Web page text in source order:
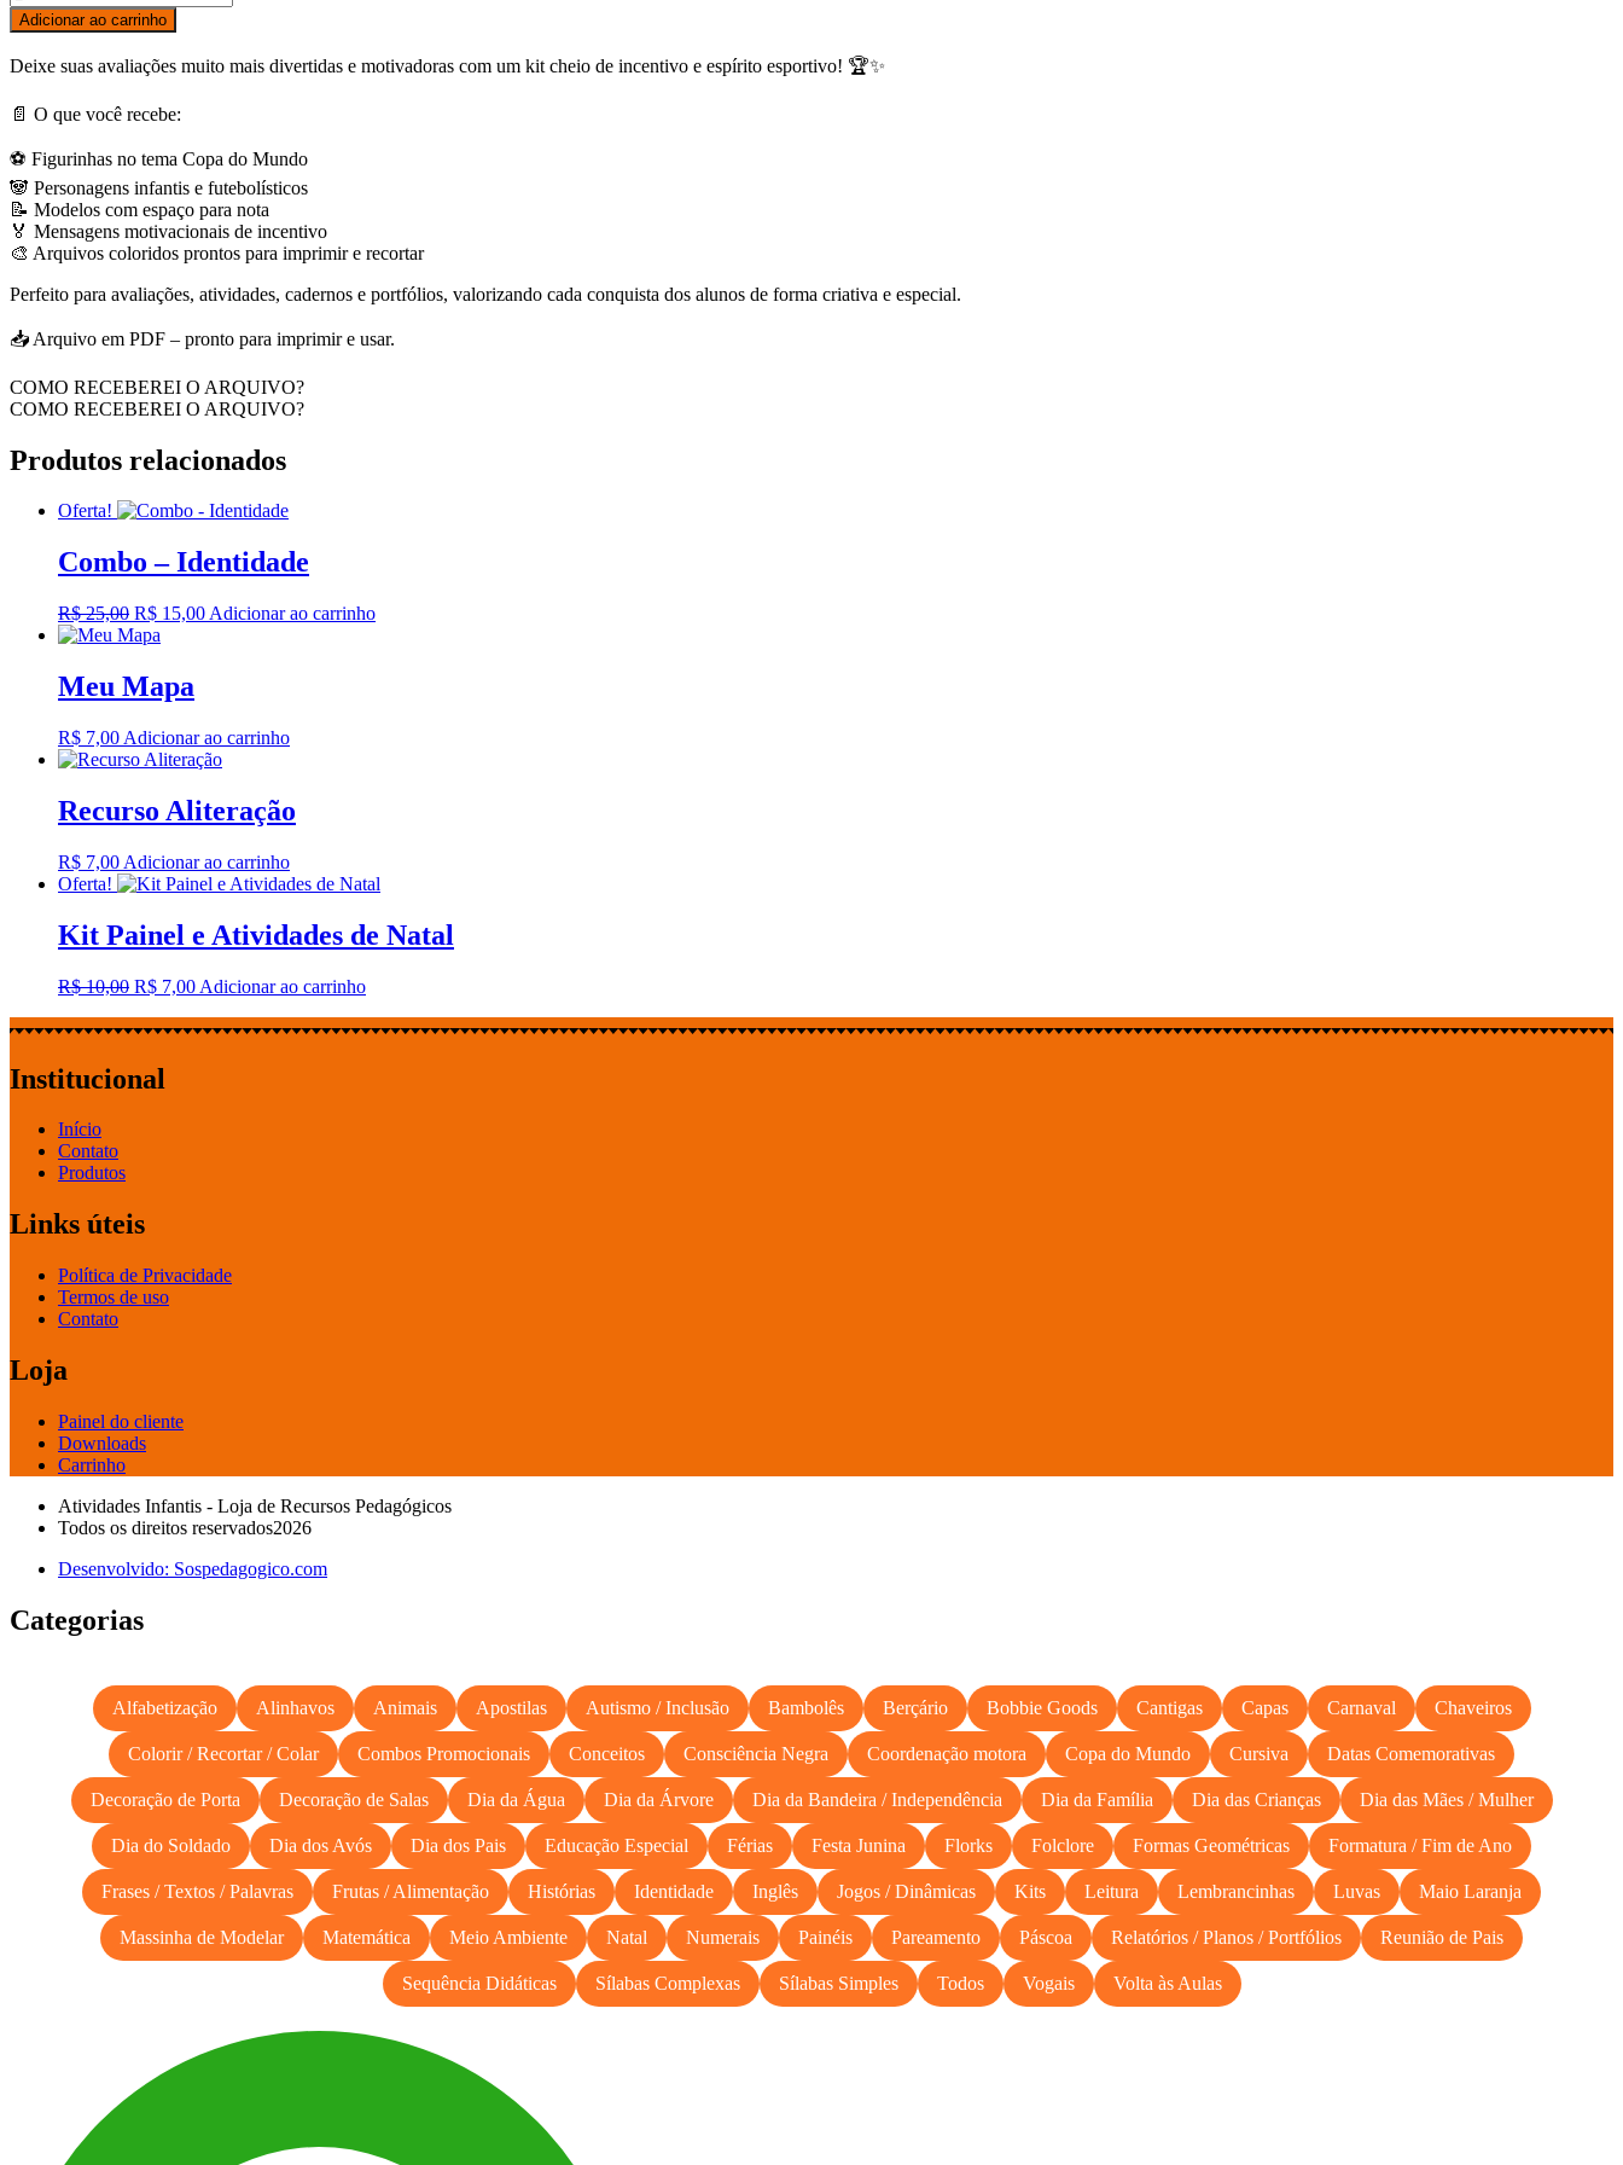
para
Avaliação
Tema
Copa
Mundo
Adicionar ao carrinho
Deixe suas avaliações muito mais divertidas e motivadoras com um kit cheio de incentivo e espírito esportivo! 🏆✨
📄 O que você recebe:
⚽ Figurinhas no tema Copa do Mundo
🐼 Personagens infantis e futebolísticos
📝 Modelos com espaço para nota
🏅 Mensagens motivacionais de incentivo
🎨 Arquivos coloridos prontos para imprimir e recortar
Perfeito para avaliações, atividades, cadernos e portfólios, valorizando cada conquista dos alunos de forma criativa e especial.
📥 Arquivo em PDF – pronto para imprimir e usar.
COMO RECEBEREI O ARQUIVO?
COMO RECEBEREI O ARQUIVO?
Produtos relacionados
Oferta!
Combo – Identidade
R$25,00 O
preço
era:
R$ 25,00.
R$ 15,00OAdicionar ao carrinho
Meu Mapa
R$ 7,00 Adicionar ao carrinho
Recurso Aliteração
R$ 7,00 Adicionar ao carrinho
Oferta!
Kit Painel e Atividades de Natal
R$10,00 O
original
R$ 10,00.
R$ 7,00O
atual
Adicionar ao carrinho
Institucional
Início
Contato
Produtos
Links úteis
Política de Privacidade
Termos de uso
Contato
Loja
Painel do cliente
Downloads
Carrinho
Atividades Infantis - Loja de Recursos Pedagógicos
Todos os direitos reservados2026
Desenvolvido: Sospedagogico.com
Categorias
Alfabetização Alinhavos Animais Apostilas Autismo / Inclusão Bambolês Berçário Bobbie Goods Cantigas Capas Carnaval Chaveiros
Colorir / Recortar / Colar Combos Promocionais Conceitos Consciência Negra Coordenação motora Copa do Mundo Cursiva Datas Comemorativas
Decoração de Porta Decoração de Salas Dia da Água Dia da Árvore Dia da Bandeira / Independência Dia da Família Dia das Crianças Dia das Mães / Mulher
Dia do Soldado Dia dos Avós Dia dos Pais Educação Especial Férias Festa Junina Florks Folclore Formas Geométricas Formatura / Fim de Ano
Frases / Textos / Palavras Frutas / Alimentação Histórias Identidade Inglês Jogos / Dinâmicas Kits Leitura Lembrancinhas Luvas Maio Laranja
Massinha de Modelar Matemática Meio Ambiente Natal Numerais Painéis Pareamento Páscoa Relatórios / Planos / Portfólios Reunião de Pais
Sequência Didáticas Sílabas Complexas Sílabas Simples Todos Vogais Volta às Aulas